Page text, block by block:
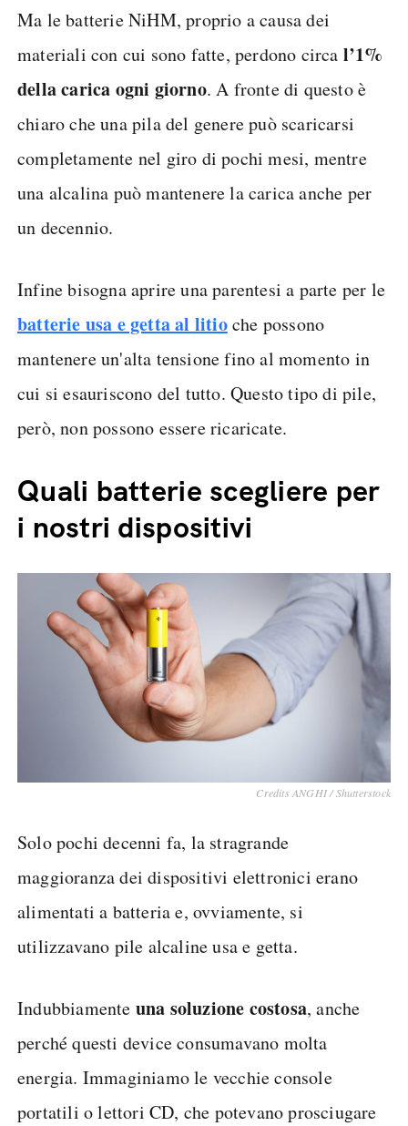
Ma le batterie NiHM, proprio a causa dei
materiali con cui sono fatte, perdono circa l’1%
della carica ogni giorno. A fronte di questo è
chiaro che una pila del genere può scaricarsi
completamente nel giro di pochi mesi, mentre
una alcalina può mantenere la carica anche per
un decennio.
Infine bisogna aprire una parentesi a parte per le
batterie usa e getta al litioche possono
mantenere un'alta tensione fino al momento in
cui si esauriscono del tutto. Questo tipo di pile,
però, non possono essere ricaricate.
Quali batterie scegliere per
i nostri dispositivi
Credits ANGHI / Shutterstock
Solo pochi decenni fa, la stragrande
maggioranza dei dispositivi elettronici erano
alimentati a batteria e, ovviamente, si
utilizzavano pile alcaline usa e getta.
Indubbiamente una soluzione costosa, anche
perché questi device consumavano molta
energia. Immaginiamo le vecchie console
portatili o lettori CD, che potevano prosciugare